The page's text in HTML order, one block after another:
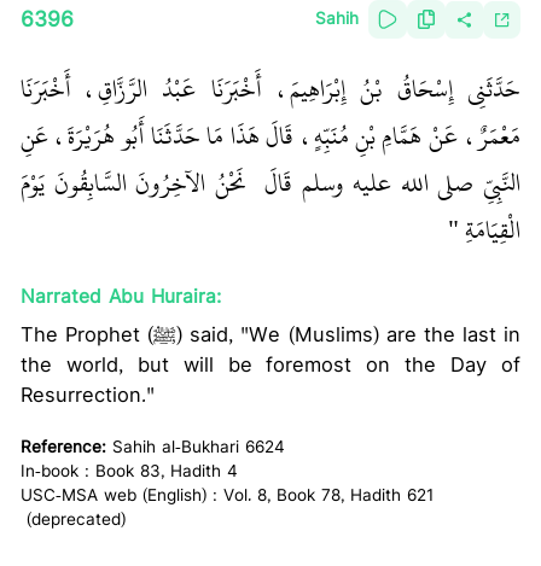
6396 Sahih
حَدَّثَنِي إِسْحَاقُ بْنُ إِبْرَاهِيمَ، أَخْبَرَنَا عَبْدُ الرَّزَّاقِ، أَخْبَرَنَا
مَعْمَرٌ، عَنْ هَمَّامِ بْنِ مُنَبِّهٍ، قَالَ هَذَا مَا حَدَّثَنَا أَبُو هُرَيْرَةَ، عَنِ
النَّبِيِّ صلى الله عليه وسلم قَالَ ‏ ‏ نَحْنُ الآخِرُونَ السَّابِقُونَ يَوْمَ
الْقِيَامَةِ ‏"
Narrated Abu Huraira:
The Prophet (ﷺ) said, "We (Muslims) are the last in
the world, but will be foremost on the Day of
Resurrection."
Reference: Sahih al-Bukhari 6624
In-book : Book 83, Hadith 4
USC-MSA web (English) : Vol. 8, Book 78, Hadith 621
(deprecated)